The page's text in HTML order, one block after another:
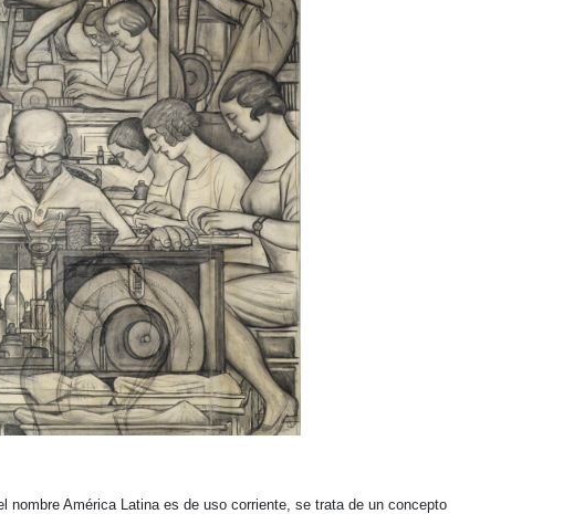
nombre América Latina es de uso corriente, se trata de un concepto